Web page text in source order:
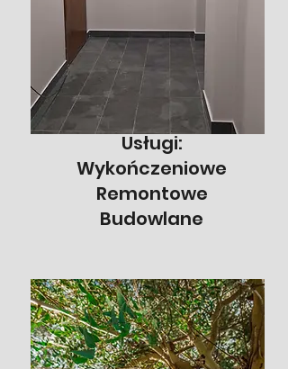
Usługi:
Wykończeniowe
Remontowe
Budowlane